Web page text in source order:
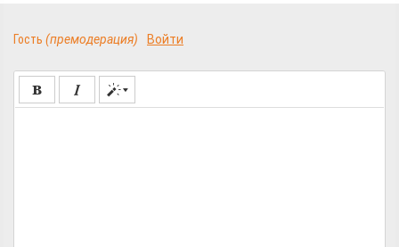
Гость (премодерация) Войти